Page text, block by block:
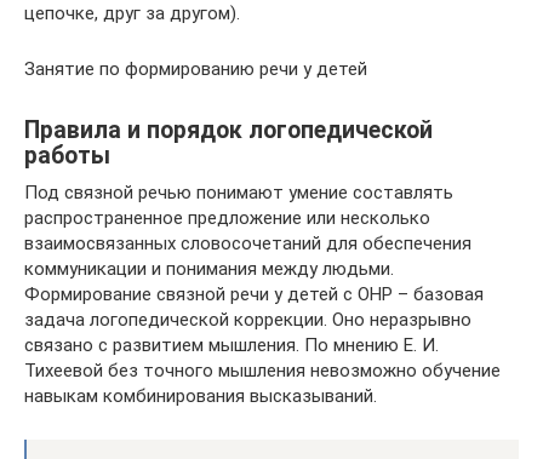
цепочке, друг за другом).
Занятие по формированию речи у детей
Правила и порядок логопедической
работы
Под связной речью понимают умение составлять
распространенное предложение или несколько
взаимосвязанных словосочетаний для обеспечения
коммуникации и понимания между людьми.
Формирование связной речи у детей с ОНР – базовая
задача логопедической коррекции. Оно неразрывно
связано с развитием мышления. По мнению Е. И.
Тихеевой без точного мышления невозможно обучение
навыкам комбинирования высказываний.